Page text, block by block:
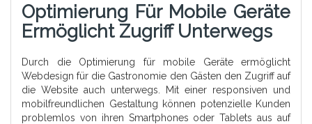
Optimierung Für Mobile Geräte
Ermöglicht Zugriff Unterwegs
Durch die Optimierung für mobile Geräte ermöglicht
Webdesign für die Gastronomie den Gästen den Zugriff auf
die Website auch unterwegs. Mit einer responsiven und
mobilfreundlichen Gestaltung können potenzielle Kunden
problemlos von ihren Smartphones oder Tablets aus auf